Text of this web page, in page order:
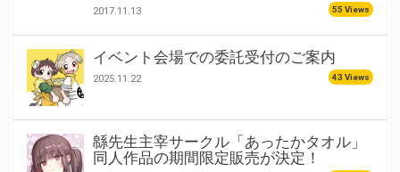
2017.11.13 55 Views
イベント会場での委託受付のご案内
2025.11.22 43 Views
緜先生主宰サークル「あったかタオル」
同人作品の期間限定販売が決定！